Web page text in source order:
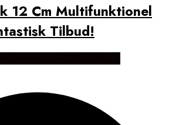
12 Cm Multifunktionel
Tilbud!